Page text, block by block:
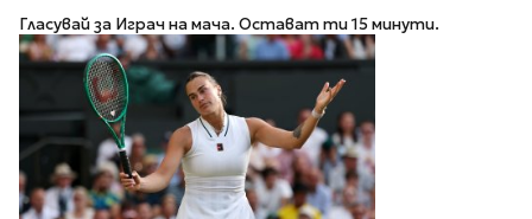
Гласувай за Играч на мача. Остават ти 15 минути.